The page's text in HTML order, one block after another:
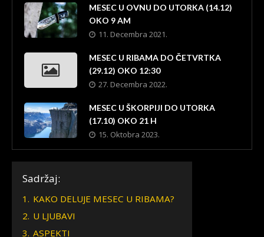
MESEC U OVNU DO UTORKA (14.12)
OKO 9 AM
11. Decembra 2021.
MESEC U RIBAMA DO ČETVRTKA
(29.12) OKO 12:30
27. Decembra 2022.
MESEC U ŠKORPIJI DO UTORKA
(17.10) OKO 21 H
15. Oktobra 2023.
Sadržaj:
1. KAKO DELUJE MESEC U RIBAMA?
2. U LJUBAVI
3. ASPEKTI